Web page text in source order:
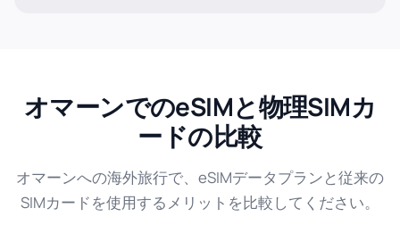
オマーンでのeSIMと物理SIMカ
ードの比較
オマーンへの海外旅行で、eSIMデータプランと従来の
SIMカードを使用するメリットを比較してください。